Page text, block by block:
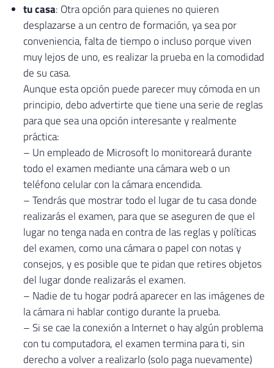
tu casa: Otra opción para quienes no quieren
desplazarse a un centro de formación, ya sea por
conveniencia, falta de tiempo o incluso porque viven
muy lejos de uno, es realizar la prueba en la comodidad
de su casa.
Aunque esta opción puede parecer muy cómoda en un
principio, debo advertirte que tiene una serie de reglas
para que sea una opción interesante y realmente
práctica:
– Un empleado de Microsoft lo monitoreará durante
todo el examen mediante una cámara web o un
teléfono celular con la cámara encendida.
– Tendrás que mostrar todo el lugar de tu casa donde
realizarás el examen, para que se aseguren de que el
lugar no tenga nada en contra de las reglas y políticas
del examen, como una cámara o papel con notas y
consejos, y es posible que te pidan que retires objetos
del lugar donde realizarás el examen.
– Nadie de tu hogar podrá aparecer en las imágenes de
la cámara ni hablar contigo durante la prueba.
– Si se cae la conexión a Internet o hay algún problema
con tu computadora, el examen termina para ti, sin
derecho a volver a realizarlo (solo paga nuevamente)